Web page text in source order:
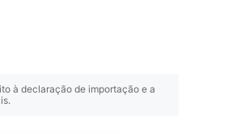
à declaração de importação e a